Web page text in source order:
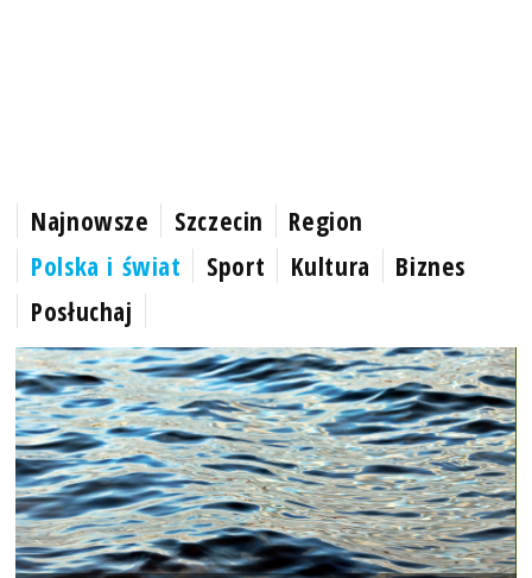
Najnowsze Szczecin
Region
Polska i świat
Sport Kultura
Biznes
Posłuchaj